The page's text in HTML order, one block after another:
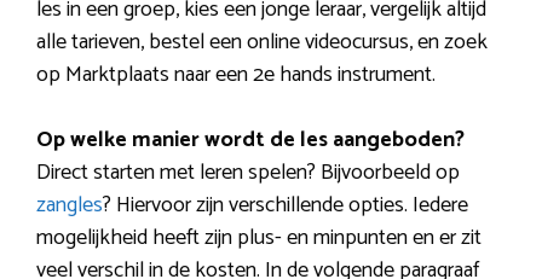
les in een groep, kies een jonge leraar, vergelijk altijd
alle tarieven, bestel een online videocursus, en zoek
op Marktplaats naar een 2e hands instrument.
Op welke manier wordt de les aangeboden?
Direct starten met leren spelen? Bijvoorbeeld op
zangles? Hiervoor zijn verschillende opties. Iedere
mogelijkheid heeft zijn plus- en minpunten en er zit
veel verschil in de kosten. In de volgende paragraaf